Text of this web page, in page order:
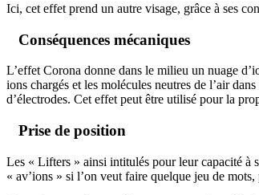
Ici, cet effet prend un autre visage, grâce à ses
Conséquences mécaniques
L’effet Corona donne dans le milieu un nuage
ions chargés et les molécules neutres de l’air
d’électrodes. Cet effet peut être utilisé pour la
Prise de position
Les « Lifters » ainsi intitulés pour leur capacité à
« av’ions » si l’on veut faire quelque jeu de